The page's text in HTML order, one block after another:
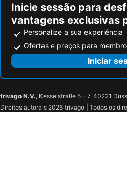
Inicie sessão para
vantagens exclusivas
Personalize a sua experiência
Ofertas e preços para
Iniciar
trivago N.V., Kesselstraße 5 – 7, 40221
Direitos autorais 2026 trivago | Todos os